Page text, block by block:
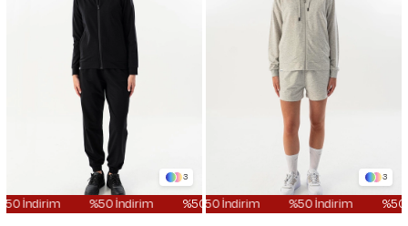
3
%50 İndirim %50 İndirim %50 İndirim %50 İndirim
3
%50 İndirim %50 İndirim